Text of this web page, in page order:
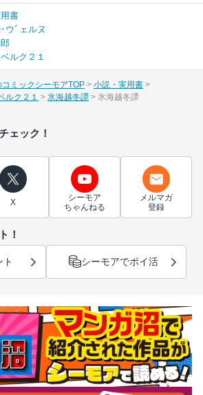
書
ウﾞェルヌ
ルク２１
ミックシーモアTOP
小説・実用書
ルク２１ 氷海越冬譚 氷海越冬譚
ェック！
X
シーモア
ちゃんねる
メルマガ
登録
！
シーモアでポイ活